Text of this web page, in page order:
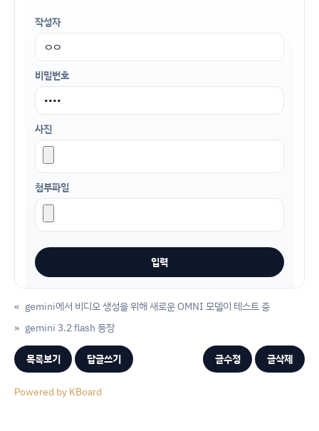
작성자
비밀번호
사진
첨부파일
« gemini에서 비디오 생성을 위해 새로운 OMNI 모델이 테스트 중
gemini 3.2 flash 등장
»
목록보기 답글쓰기 글수정 글삭제
Powered by KBoard